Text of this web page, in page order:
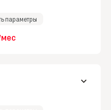
параметры